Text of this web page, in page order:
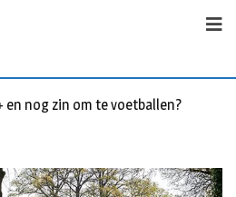
en nog zin om te voetballen? Kom